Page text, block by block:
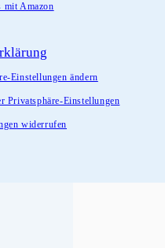
mit Amazon
Einstellungen ändern
Privatsphäre-Einstellungen
widerrufen